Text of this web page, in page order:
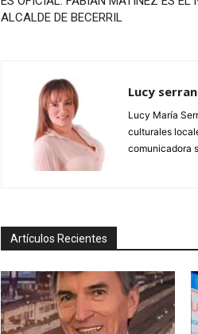
ALCALDE DE BECERRIL
Lucy
Lucy María
culturales
comunicadora
Artículos Recientes